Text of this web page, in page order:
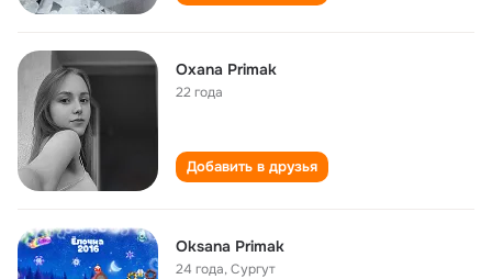
Oxana Primak
22 года
Добавить в друзья
Oksana Primak
24 года,Сургут